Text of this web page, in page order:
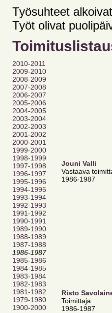
Työsuhteet
Työt olivat
2010-2011
2009-2010
2008-2009
2007-2008
2006-2007
2005-2006
2004-2005
2003-2004
2002-2003
2001-2002
2000-2001
1999-2000
1998-1999
1997-1998
1996-1997
1995-1996
1994-1995
1993-1994
1992-1993
1991-1992
1990-1991
1989-1990
1988-1989
1987-1988
1986-1987
1985-1986
1984-1985
1983-1984
1982-1983
1981-1982
1979-1980
1900-2000
Jouni Valli
Vastaava
1986-1987
Risto
Toimittaja
1986-1987